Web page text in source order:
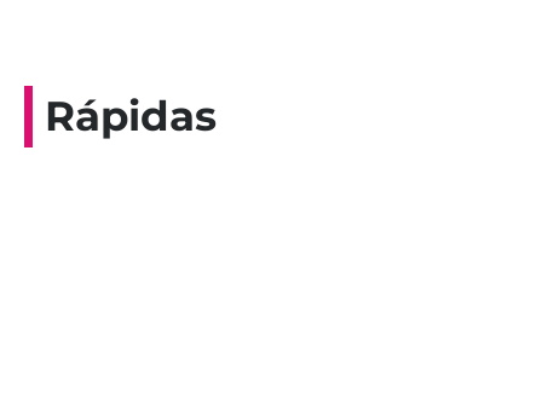
Rápidas